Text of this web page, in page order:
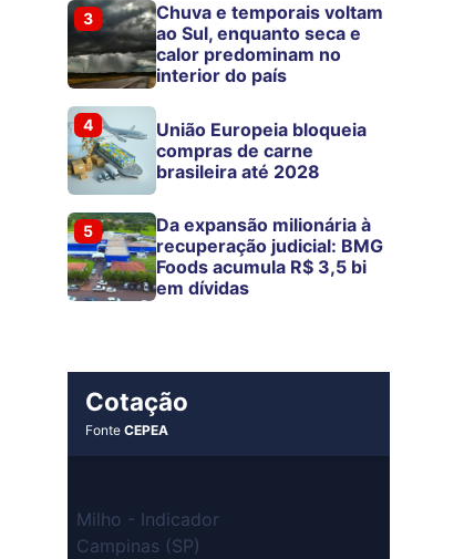
3
Chuva e temporais voltam
ao Sul, enquanto seca e
calor predominam no
interior do país
4
União Europeia bloqueia
compras de carne
brasileira até 2028
5
Da expansão milionária à
recuperação judicial: BMG
Foods acumula R$ 3,5 bi
em dívidas
Cotação
FonteCEPEA
Milho - Indicador
Campinas (SP)